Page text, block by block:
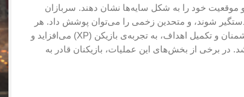
موقعیت خود را به شکل سایه‌ها نشان دهند. سربازان
شوند، و متحدین زخمی را می‌توان پوشش داد. هر
دو این اقدامات، و همچنین کشتن دشمنان و تکمیل اهداف، به تجربه‌ی بازیکن (XP) می‌افزاید و
برخی از بخش‌های این عملیات، بازیکنان قادر به